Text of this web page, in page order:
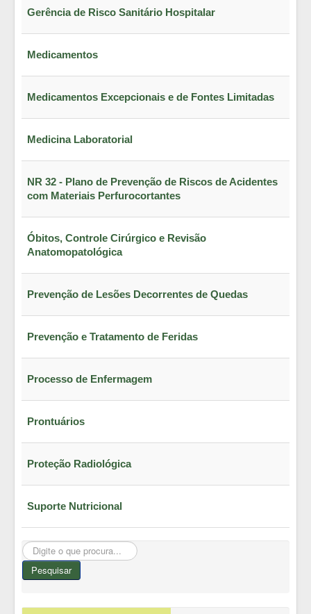
Gerência de Risco Sanitário Hospitalar
Medicamentos
Medicamentos Excepcionais e de Fontes Limitadas
Medicina Laboratorial
NR 32 - Plano de Prevenção de Riscos de Acidentes
com Materiais Perfurocortantes
Óbitos, Controle Cirúrgico e Revisão
Anatomopatológica
Prevenção de Lesões Decorrentes de Quedas
Prevenção e Tratamento de Feridas
Processo de Enfermagem
Prontuários
Proteção Radiológica
Suporte Nutricional
Pesquisar...
Pesquisar